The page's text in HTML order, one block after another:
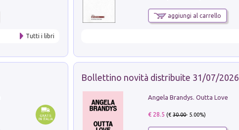
Tutti i libri
aggiungi al carrello
Bollettino novità distribuite 31/07/2026
Angela Brandys. Outta Love
€ 28.5 (€30.00- 5.00%)